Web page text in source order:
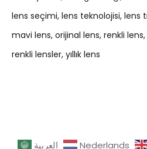
lens seçimi lens teknolojisi lens
mavi lens orijinal lens renkli lens
renkli lensler yıllık lens
العربية Nederlands